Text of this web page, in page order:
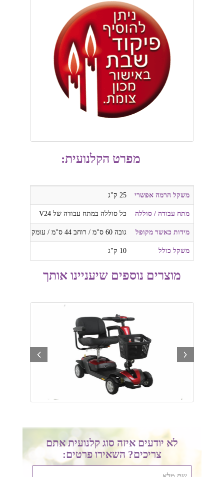
מפרט הקלנועית:
משקל הרמה אפשרי 25 ק"ג
מתח עבודה / סוללה כל סוללה במתח עבודה של V24
מידות כאשר מקופל גובה 60 ס"מ / רוחב 44 ס"מ / עומק 41 ס"מ
משקל כולל 10 ק"ג
מוצרים נוספים שיעניינו אותך
prev next
לא יודעים איזה סוג קלנועית אתם
צריכים? השאירו פרטים: